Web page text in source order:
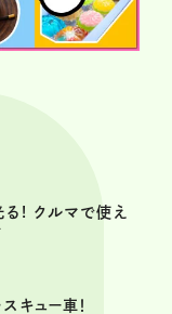
る! クルマで使え
キュー車！